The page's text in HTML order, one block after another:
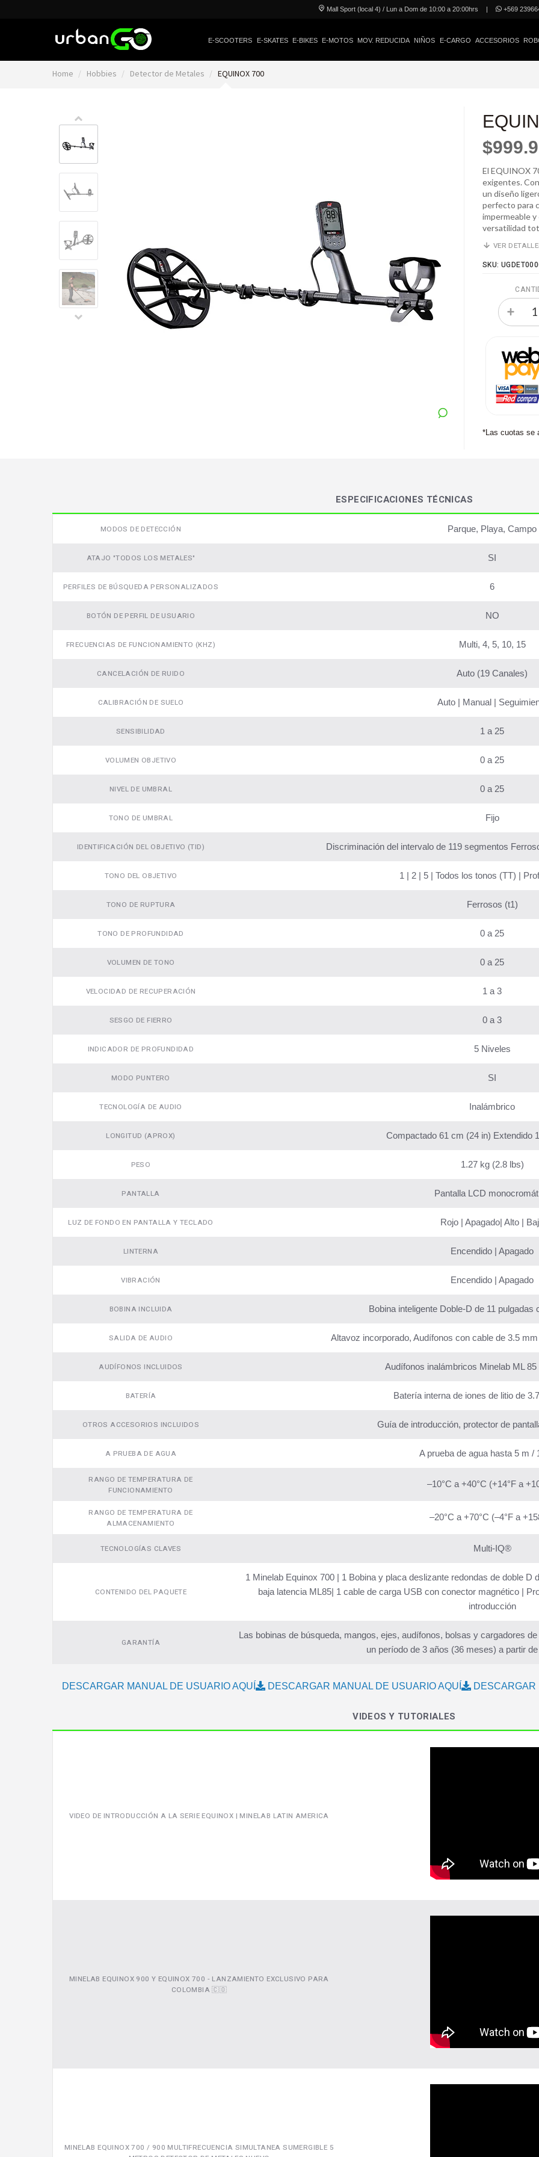
Mall Sport (local 4) / Lun a Dom de 10:00 a 20:00hrs | +569
E-SCOOTERS E-SKATES E-BIKES E-MOTOS MOV. REDUCIDA NIÑOS E-CARGO ACCESORIOS
Home Hobbies Detector de Metales EQUINOX 700
El EQUINOX
exigentes.
un diseño
perfecto para
impermeable
versatilidad
VER
SKU:
*Las cuotas se
ESPECIFICACIONES TÉCNICAS
MODOS DE DETECCIÓN Parque, Playa, Campo
ATAJO "TODOS LOS METALES" SI
PERFILES DE BÚSQUEDA PERSONALIZADOS 6
BOTÓN DE PERFIL DE USUARIO NO
FRECUENCIAS DE FUNCIONAMIENTO (KHZ) Multi, 4, 5, 10, 15
CANCELACIÓN DE RUIDO Auto (19 Canales)
CALIBRACIÓN DE SUELO Auto | Manual |
SENSIBILIDAD 1 a 25
VOLUMEN OBJETIVO 0 a 25
NIVEL DE UMBRAL 0 a 25
TONO DE UMBRAL Fijo
IDENTIFICACIÓN DEL OBJETIVO (TID) Discriminación del intervalo de 119 segmentos
TONO DEL OBJETIVO 1 | 2 | 5 | Todos los tonos (TT) |
TONO DE RUPTURA Ferrosos (t1)
TONO DE PROFUNDIDAD 0 a 25
VOLUMEN DE TONO 0 a 25
VELOCIDAD DE RECUPERACIÓN 1 a 3
SESGO DE FIERRO 0 a 3
INDICADOR DE PROFUNDIDAD 5 Niveles
MODO PUNTERO SI
TECNOLOGÍA DE AUDIO Inalámbrico
LONGITUD (APROX) Compactado 61 cm (24 in) Extendido
PESO 1.27 kg (2.8 lbs)
PANTALLA Pantalla LCD
LUZ DE FONDO EN PANTALLA Y TECLADO Rojo | Apagado| Alto |
LINTERNA Encendido | Apagado
VIBRACIÓN Encendido | Apagado
BOBINA INCLUIDA Bobina inteligente Doble-D de 11 pulgadas
SALIDA DE AUDIO Altavoz incorporado, Audífonos con cable de 3.5
AUDÍFONOS INCLUIDOS Audífonos inalámbricos Minelab ML 85
BATERÍA Batería interna de iones de litio de
OTROS ACCESORIOS INCLUIDOS Guía de introducción, protector de
A PRUEBA DE AGUA A prueba de agua hasta 5 m /
RANGO DE TEMPERATURA DE
FUNCIONAMIENTO
–10°C a +40°C (+14°F a
RANGO DE TEMPERATURA DE
ALMACENAMIENTO
–20°C a +70°C (–4°F a
TECNOLOGÍAS CLAVES Multi-IQ®
CONTENIDO DEL PAQUETE
1 Minelab Equinox 700 | 1 Bobina y placa deslizante redondas de doble D
baja latencia ML85| 1 cable de carga USB con conector magnético |
introducción
GARANTÍA
Las bobinas de búsqueda, mangos, ejes, audífonos, bolsas y cargadores
un período de 3 años (36 meses) a partir
DESCARGAR MANUAL DE USUARIO AQUÍ DESCARGAR MANUAL DE USUARIO AQUÍ DESCARGAR
VIDEOS Y TUTORIALES
VIDEO DE INTRODUCCIÓN A LA SERIE EQUINOX | MINELAB LATIN AMERICA
MINELAB EQUINOX 900 Y EQUINOX 700 - LANZAMIENTO EXCLUSIVO PARA
COLOMBIA 🇨🇴
MINELAB EQUINOX 700 / 900 MULTIFRECUENCIA SIMULTANEA SUMERGIBLE 5